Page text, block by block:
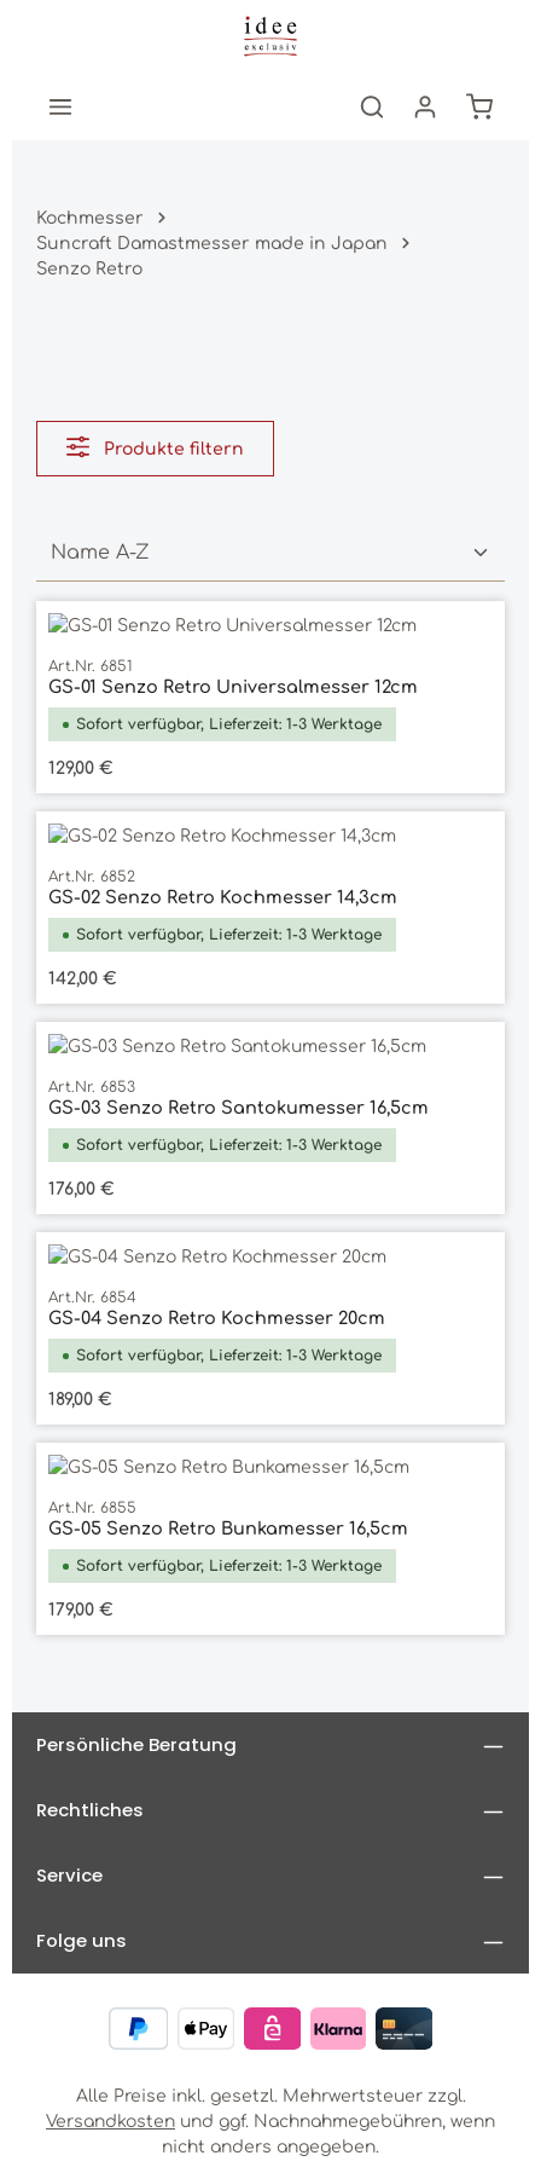
Zum Hauptinhalt springen
Kochmesser
Suncraft Damastmesser made in Japan
Senzo Retro
Produkte filtern
Art.Nr. 6851
GS-01 Senzo Retro Universalmesser 12cm
Sofort verfügbar, Lieferzeit: 1-3 Werktage
Regulärer Preis:
129,00 €
Art.Nr. 6852
GS-02 Senzo Retro Kochmesser 14,3cm
Sofort verfügbar, Lieferzeit: 1-3 Werktage
Regulärer Preis:
142,00 €
Art.Nr. 6853
GS-03 Senzo Retro Santokumesser 16,5cm
Sofort verfügbar, Lieferzeit: 1-3 Werktage
Regulärer Preis:
176,00 €
Art.Nr. 6854
GS-04 Senzo Retro Kochmesser 20cm
Sofort verfügbar, Lieferzeit: 1-3 Werktage
Regulärer Preis:
189,00 €
Art.Nr. 6855
GS-05 Senzo Retro Bunkamesser 16,5cm
Sofort verfügbar, Lieferzeit: 1-3 Werktage
Regulärer Preis:
179,00 €
Persönliche Beratung
Rechtliches
Service
Folge uns
Alle Preise inkl. gesetzl. Mehrwertsteuer zzgl.
Versandkosten und ggf. Nachnahmegebühren, wenn
nicht anders angegeben.